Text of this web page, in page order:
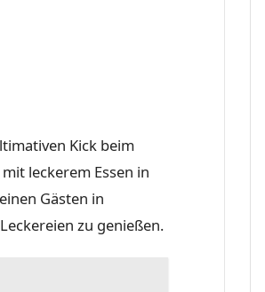
Kick beim
leckerem Essen in
Gästen in
zu genießen.